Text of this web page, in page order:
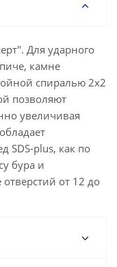
Для ударного
камне
спиралью 2х2
позволяют
увеличивая
SDS-plus, как по
бура и
от 12 до